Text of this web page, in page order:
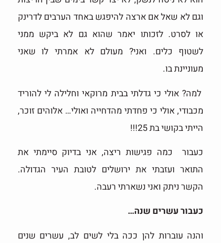
וגם לא שאל אם ארצה להיפגש באחד הערבים לדרינק
או לסרט. לזכותו יאמר שהוא גם לא ביקש ממני
לשטוף כלים. ואני? מעולם לא אמרתי לו שאני
מעוניינת בו.
למה? אולי כי גדלתי בבית מרוקאי וחלילה לי להוריד
מכבודי, אולי כי פחדתי מהדחייה ואולי… אלוהים זוכר,
הייתי בקושי בת 25!!!
כעבור כמה פגישות ריצה, אני בדיוק סיימתי את
התואר ועזבתי את ירושלים לטובת העיר הגדולה.
הקשר ניתק ואני נשארתי רעבה.
כעבור עשרים שנה…
והנה עוברות להן ככה בלי לשים לב, עשרים שנים